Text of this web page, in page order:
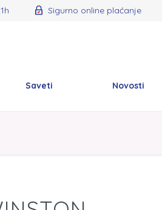
Sigurno online plaćanje
Saveti Novosti